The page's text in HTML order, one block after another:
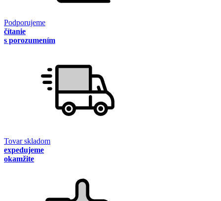
Podporujeme
čítanie
s porozumením
Tovar skladom
expedujeme
okamžite